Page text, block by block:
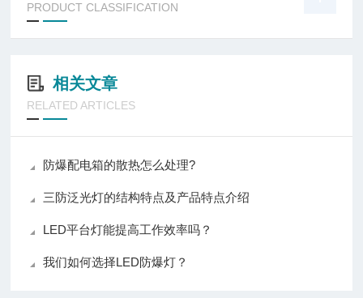
PRODUCT CLASSIFICATION
相关文章
RELATED ARTICLES
防爆配电箱的散热怎么处理?
三防泛光灯的结构特点及产品特点介绍
LED平台灯能提高工作效率吗？
我们如何选择LED防爆灯？